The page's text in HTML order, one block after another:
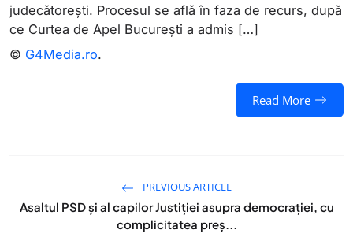
judecătoreşti. Procesul se află în faza de recurs, după
ce Curtea de Apel Bucureşti a admis […]
© G4Media.ro.
Read More
PREVIOUS ARTICLE
Asaltul PSD și al capilor Justiției asupra democrației, cu
complicitatea preș...